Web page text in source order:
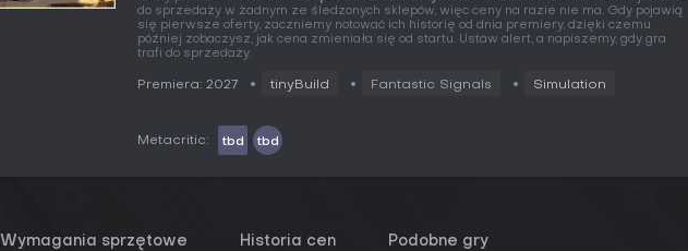
do sprzedaży w żadnym ze śledzonych sklepów, więc ceny na razie nie ma. Gdy pojawią
się pierwsze oferty, zaczniemy notować ich historię od dnia premiery, dzięki czemu
później zobaczysz, jak cena zmieniała się od startu. Ustaw alert, a napiszemy, gdy gra
trafi do sprzedaży.
Premiera: 2027 tinyBuild Fantastic Signals Simulation
Metacritic: tbd tbd
Wymagania sprzętowe Historia cen Podobne gry